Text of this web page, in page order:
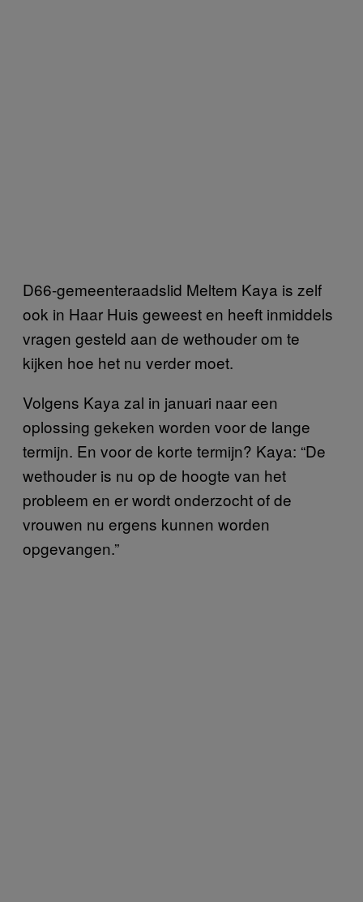
D66-gemeenteraadslid Meltem Kaya is zelf
ook in Haar Huis geweest en heeft inmiddels
vragen gesteld aan de wethouder om te
kijken hoe het nu verder moet.
Volgens Kaya zal in januari naar een
oplossing gekeken worden voor de lange
termijn. En voor de korte termijn? Kaya: “De
wethouder is nu op de hoogte van het
probleem en er wordt onderzocht of de
vrouwen nu ergens kunnen worden
opgevangen.”